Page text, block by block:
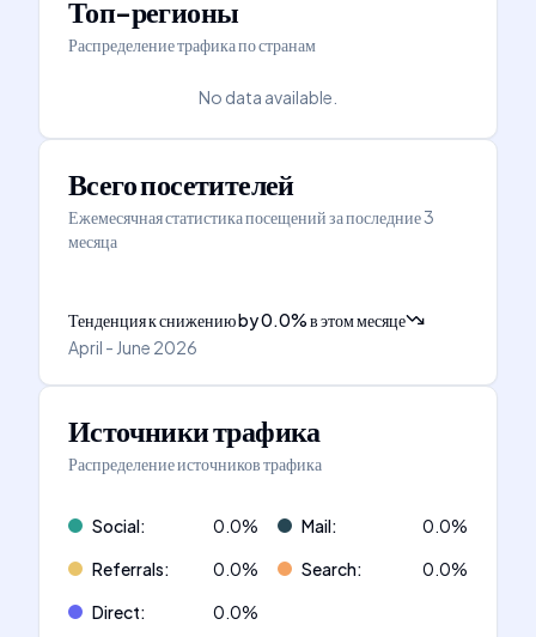
Топ-регионы
Распределение трафика по странам
No data available.
Всего посетителей
Ежемесячная статистика посещений за последние 3
месяца
Тенденция к снижениюby0.0%в этом месяце
April - June 2026
Источники трафика
Распределение источников трафика
Social: 0.0% Mail: 0.0%
Referrals: 0.0% Search: 0.0%
Direct: 0.0%